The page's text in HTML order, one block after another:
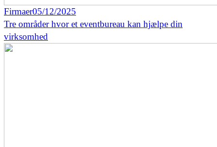
Firmaer05/12/2025
Tre områder hvor et eventbureau kan hjælpe din
virksomhed